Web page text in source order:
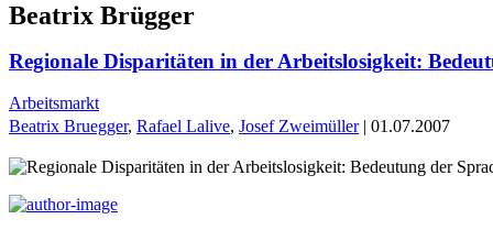
Beatrix Brügger
Regionale Disparitäten in der Arbeitslosigkeit:
Arbeitsmarkt
Beatrix Bruegger, Rafael Lalive, Josef Zweimüller| 01.07.2007